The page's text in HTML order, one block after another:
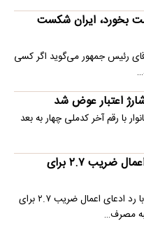
بخورد، ایران شکست
رئیس جمهور می‌گوید اگر کسی
اعتبار عوض شد
با رقم آخر کدملی چهار به بعد
اولین واکنش رسمی به ماجرای اعمال ضریب ۲.۷ برای
سازمان تنظیم مقررات و ارتباطات رادیویی با رد ادعای اعمال ضریب ۲.۷ برای
مصرف…